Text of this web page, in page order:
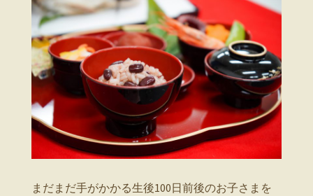
まだまだ手がかかる生後100日前後のお子さまを